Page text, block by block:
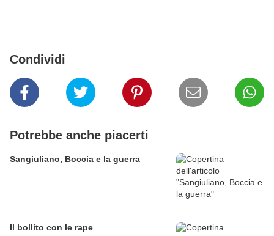
Condividi
Potrebbe anche piacerti
Sangiuliano, Boccia e la guerra
Il bollito con le rape